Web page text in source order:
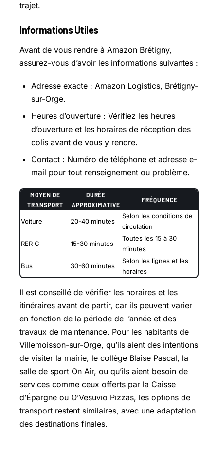
trajet.
Informations Utiles
Avant de vous rendre à Amazon Brétigny,
assurez-vous d’avoir les informations suivantes :
Adresse exacte : Amazon Logistics, Brétigny-
sur-Orge.
Heures d’ouverture : Vérifiez les heures
d’ouverture et les horaires de réception des
colis avant de vous y rendre.
Contact : Numéro de téléphone et adresse e-
mail pour tout renseignement ou problème.
MOYEN DE
TRANSPORT
DURÉE
APPROXIMATIVE
FRÉQUENCE
Voiture 20-40 minutes
Selon les conditions de
circulation
RER C 15-30 minutes
Toutes les 15 à 30
minutes
Bus 30-60 minutes
Selon les lignes et les
horaires
Il est conseillé de vérifier les horaires et les
itinéraires avant de partir, car ils peuvent varier
en fonction de la période de l’année et des
travaux de maintenance. Pour les habitants de
Villemoisson-sur-Orge, qu’ils aient des intentions
de visiter la mairie, le collège Blaise Pascal, la
salle de sport On Air, ou qu’ils aient besoin de
services comme ceux offerts par la Caisse
d’Épargne ou O’Vesuvio Pizzas, les options de
transport restent similaires, avec une adaptation
des destinations finales.